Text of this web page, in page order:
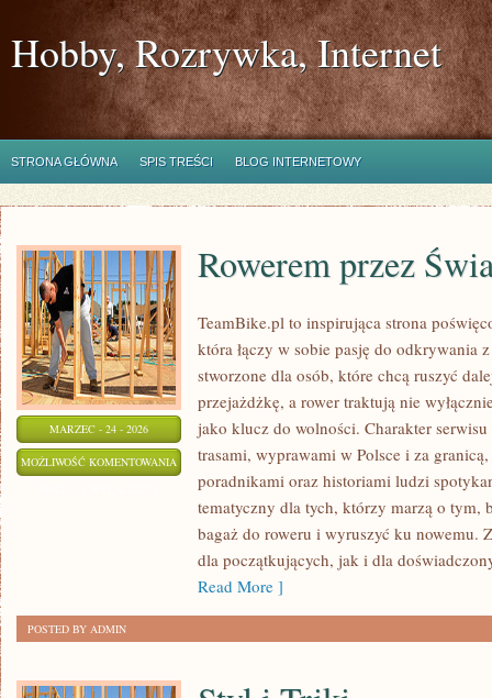
Hobby, Rozrywka, Internet
STRONA GŁÓWNA SPIS TREŚCI BLOG INTERNETOWY
MARZEC - 24 - 2026
MOŻLIWOŚĆ KOMENTOWANIA ROWEREM
PRZEZ
ŚWIAT
Rowerem przez
TeamBike.pl to inspirująca strona
która łączy w sobie pasję do odkrywania
stworzone dla osób, które chcą ruszyć
przejażdżkę, a rower traktują nie
jako klucz do wolności. Charakter
trasami, wyprawami w Polsce i za
poradnikami oraz historiami ludzi
tematyczny dla tych, którzy marzą o tym,
bagaż do roweru i wyruszyć ku nowemu.
dla początkujących, jak i dla
Read More ]
POSTED BY ADMIN